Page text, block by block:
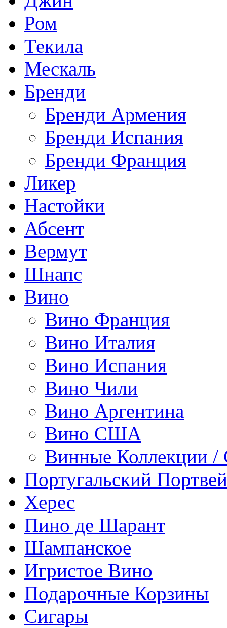
Ром
Текила
Мескаль
Бренди
Бренди Армения
Бренди Испания
Бренди Франция
Ликер
Настойки
Абсент
Вермут
Шнапс
Вино
Вино Франция
Вино Италия
Вино Испания
Вино Чили
Вино Аргентина
Вино США
Винные Коллекции /
Португальский
Херес
Пино де Шарант
Шампанское
Игристое Вино
Подарочные Корзины
Сигары